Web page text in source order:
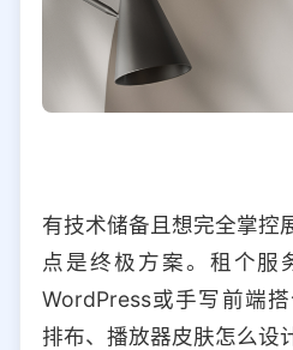
有技术储备且想完全掌控
点是终极方案。租个服
WordPress或手写前端
排布、播放器皮肤怎么设